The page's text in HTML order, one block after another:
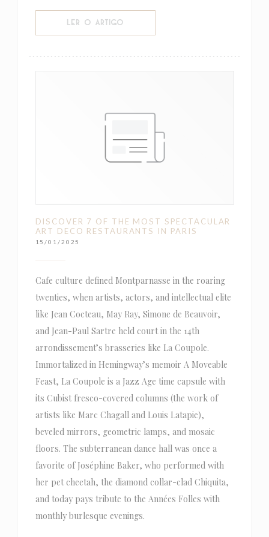
LER O ARTIGO
DISCOVER 7 OF THE MOST SPECTACULAR
ART DECO RESTAURANTS IN PARIS
15/01/2025
Cafe culture defined Montparnasse in the roaring
twenties, when artists, actors, and intellectual elite
like Jean Cocteau, May Ray, Simone de Beauvoir,
and Jean-Paul Sartre held court in the 14th
arrondissement’s brasseries like La Coupole.
Immortalized in Hemingway’s memoir A Moveable
Feast, La Coupole is a Jazz Age time capsule with
its Cubist fresco-covered columns (the work of
artists like Marc Chagall and Louis Latapie),
beveled mirrors, geometric lamps, and mosaic
floors. The subterranean dance hall was once a
favorite of Joséphine Baker, who performed with
her pet cheetah, the diamond collar-clad Chiquita,
and today pays tribute to the Années Folles with
monthly burlesque evenings.